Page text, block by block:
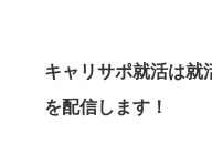
キャリサポ就活は就
を配信します！